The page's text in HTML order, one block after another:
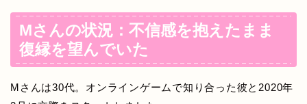
Mさんの状況：不信感を抱えたまま
復縁を望んでいた
Mさんは30代。オンラインゲームで知り合った彼と2020年